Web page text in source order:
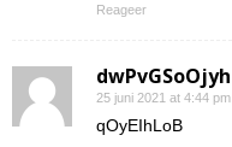
Reageer
dwPvGSoOjyh
25 juni 2021 at 4:44 pm
qOyEIhLoB